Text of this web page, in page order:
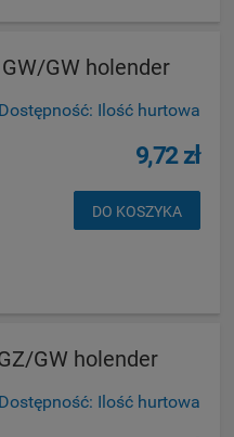
GW holender
Dostępność: Ilość hurtowa
9,72 zł
DO KOSZYKA
GW holender
Dostępność: Ilość hurtowa